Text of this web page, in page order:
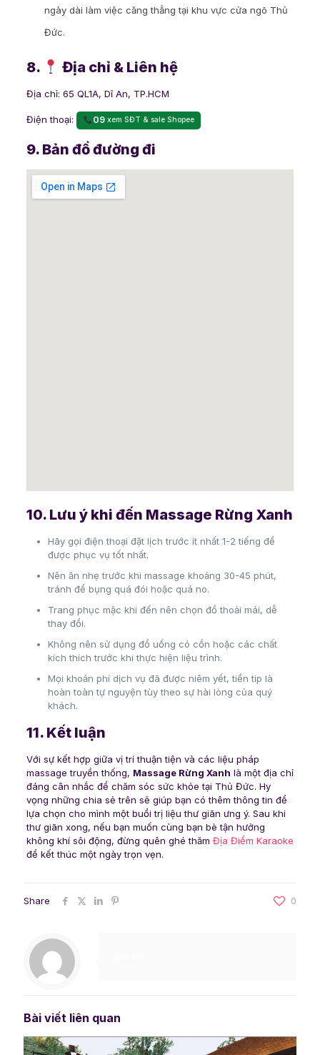
ngày dài làm việc căng thẳng tại khu vực cửa ngõ Thủ
Đức.
8. Địa chỉ & Liên hệ
Địa chỉ: 65 QL1A, Dĩ An, TP.HCM
Điện thoại: 09 xem SĐT & sale Shopee
9. Bản đồ đường đi
10. Lưu ý khi đến Massage Rừng Xanh
Hãy gọi điện thoại đặt lịch trước ít nhất 1-2 tiếng để
được phục vụ tốt nhất.
Nên ăn nhẹ trước khi massage khoảng 30-45 phút,
tránh để bụng quá đói hoặc quá no.
Trang phục mặc khi đến nên chọn đồ thoải mái, dễ
thay đổi.
Không nên sử dụng đồ uống có cồn hoặc các chất
kích thích trước khi thực hiện liệu trình.
Mọi khoản phí dịch vụ đã được niêm yết, tiền tip là
hoàn toàn tự nguyện tùy theo sự hài lòng của quý
khách.
11. Kết luận
Với sự kết hợp giữa vị trí thuận tiện và các liệu pháp
massage truyền thống, Massage Rừng Xanh là một địa chỉ
đáng cân nhắc để chăm sóc sức khỏe tại Thủ Đức. Hy
vọng những chia sẻ trên sẽ giúp bạn có thêm thông tin để
lựa chọn cho mình một buổi trị liệu thư giãn ưng ý. Sau khi
thư giãn xong, nếu bạn muốn cùng bạn bè tận hưởng
không khí sôi động, đừng quên ghé thăm Địa Điểm Karaoke
để kết thúc một ngày trọn vẹn.
Share 0
Bài viết liên quan